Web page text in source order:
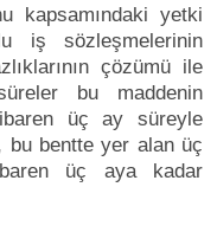
kapsamındaki yetki
iş sözleşmelerinin
çözümü ile
bu maddenin
üç ay süreyle
bu bentte yer alan üç
üç aya kadar